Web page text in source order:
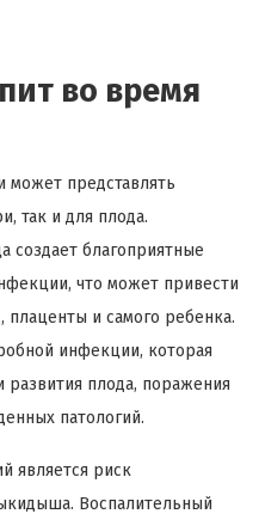
во время
может представлять
так и для плода.
создает благоприятные
что может привести
и самого ребенка.
инфекции, которая
плода, поражения
патологий.
является риск
Воспалительный